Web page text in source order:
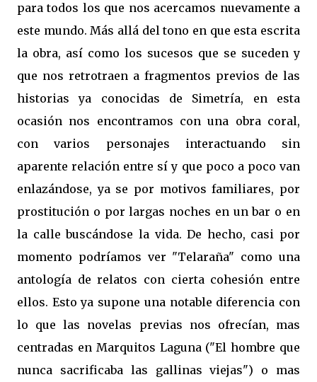
para todos los que nos acercamos nuevamente a
este mundo. Más allá del tono en que esta escrita
la obra, así como los sucesos que se suceden y
que nos retrotraen a fragmentos previos de las
historias ya conocidas de Simetría, en esta
ocasión nos encontramos con una obra coral,
con varios personajes interactuando sin
aparente relación entre sí y que poco a poco van
enlazándose, ya se por motivos familiares, por
prostitución o por largas noches en un bar o en
la calle buscándose la vida. De hecho, casi por
momento podríamos ver "Telaraña" como una
antología de relatos con cierta cohesión entre
ellos. Esto ya supone una notable diferencia con
lo que las novelas previas nos ofrecían, mas
centradas en Marquitos Laguna ("El hombre que
nunca sacrificaba las gallinas viejas") o mas